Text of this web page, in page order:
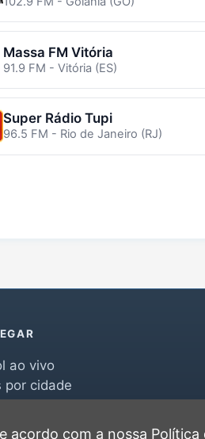
Massa FM Vitória
91.9 FM - Vitória (ES)
Super Rádio Tupi
96.5 FM - Rio de Janeiro (RJ)
ao vivo
por cidade
acordo com a nossa Política